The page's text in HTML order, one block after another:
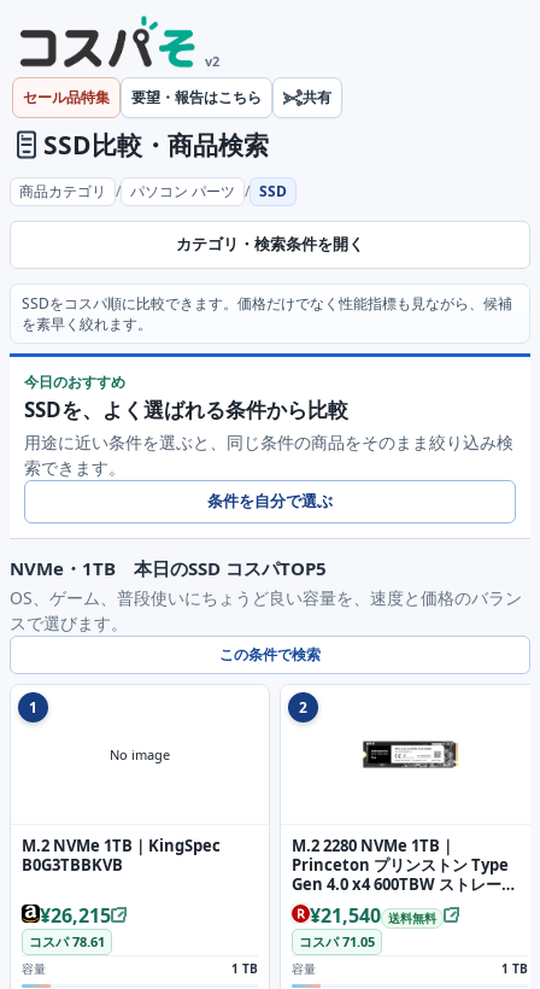
v2
セール品特集 要望・報告はこちら 共有
SSD比較・商品検索
商品カテゴリ / パソコン パーツ / SSD
カテゴリ・検索条件を開く
SSDをコスパ順に比較できます。価格だけでなく性能指標も見ながら、候補
を素早く絞れます。
今日のおすすめ
SSDを、よく選ばれる条件から比較
用途に近い条件を選ぶと、同じ条件の商品をそのまま絞り込み検
索できます。
条件を自分で選ぶ
NVMe・1TB 本日のSSD コスパTOP5
OS、ゲーム、普段使いにちょうど良い容量を、速度と価格のバラン
スで選びます。
この条件で検索
1
No image
M.2 NVMe 1TB｜KingSpec
B0G3TBBKVB
¥26,215
コスパ 78.61
容量 1 TB
2
M.2 2280 NVMe 1TB｜
Princeton プリンストン Type
Gen 4.0 x4 600TBW ストレージ
EPHD-ISM2G4
¥21,540 送料無料
コスパ 71.05
容量 1 TB